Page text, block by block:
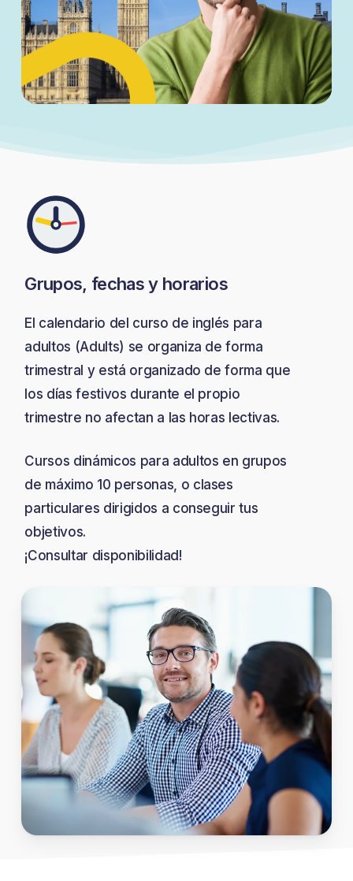
Grupos, fechas y horarios
El calendario del curso de inglés para
adultos (Adults) se organiza de forma
trimestral y está organizado de forma que
los días festivos durante el propio
trimestre no afectan a las horas lectivas.
Cursos dinámicos para adultos en grupos
de máximo 10 personas, o clases
particulares dirigidos a conseguir tus
objetivos.
¡Consultar disponibilidad!